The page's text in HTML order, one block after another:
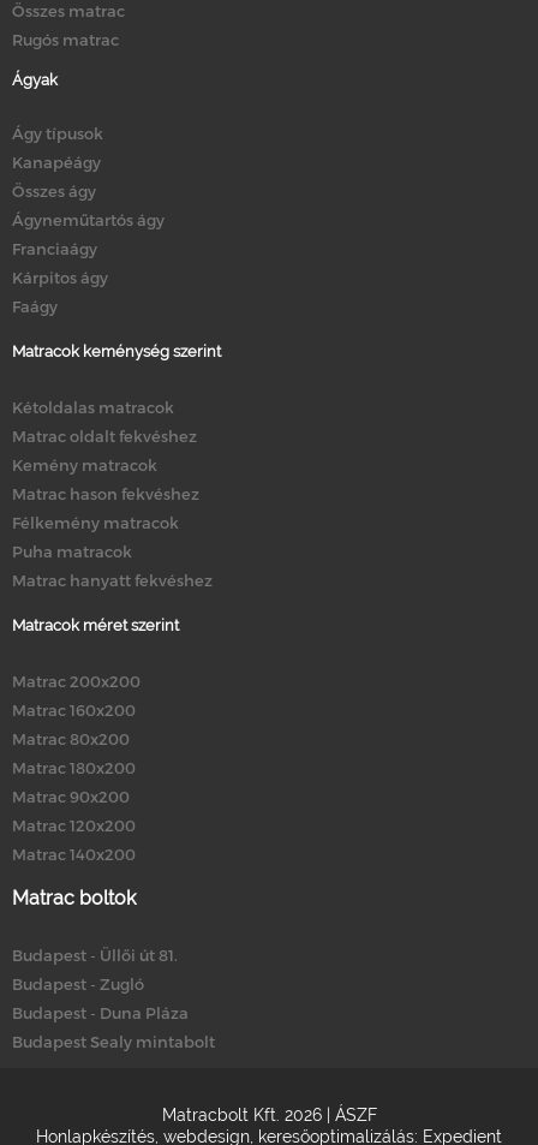
Összes matrac
Rugós matrac
Ágyak
Ágy típusok
Kanapéágy
Összes ágy
Ágyneműtartós ágy
Franciaágy
Kárpitos ágy
Faágy
Matracok keménység szerint
Kétoldalas matracok
Matrac oldalt fekvéshez
Kemény matracok
Matrac hason fekvéshez
Félkemény matracok
Puha matracok
Matrac hanyatt fekvéshez
Matracok méret szerint
Matrac 200x200
Matrac 160x200
Matrac 80x200
Matrac 180x200
Matrac 90x200
Matrac 120x200
Matrac 140x200
Matrac boltok
Budapest - Üllői út 81.
Budapest - Zugló
Budapest - Duna Pláza
Budapest Sealy mintabolt
Matracbolt Kft. 2026 | ÁSZF
Honlapkészítés webdesign keresőoptimalizálás: Expedient